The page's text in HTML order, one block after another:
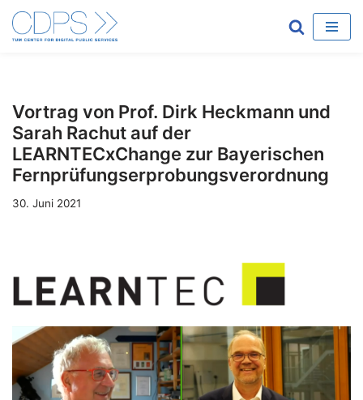
Zum
Vortrag von Prof. Dirk Heckmann und
Sarah Rachut auf der
LEARNTECxChange zur Bayerischen
Fernprüfungserprobungsverordnung
30. Juni 2021